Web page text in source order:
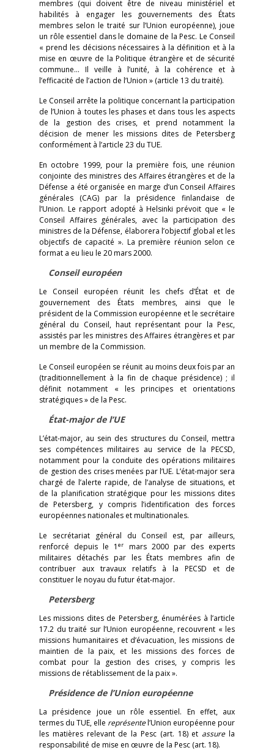
membres (qui doivent être de niveau ministériel et
habilités à engager les gouvernements des États
membres selon le traité sur l’Union européenne), joue
un rôle essentiel dans le domaine de la Pesc. Le Conseil
« prend les décisions nécessaires à la définition et à la
mise en œuvre de la Politique étrangère et de sécurité
commune… Il veille à l’unité, à la cohérence et à
l’efficacité de l’action de l’Union » (article 13 du traité).
Le Conseil arrête la politique concernant la participation
de l’Union à toutes les phases et dans tous les aspects
de la gestion des crises, et prend notamment la
décision de mener les missions dites de Petersberg
conformément à l’article 23 du TUE.
En octobre 1999, pour la première fois, une réunion
conjointe des ministres des Affaires étrangères et de la
Défense a été organisée en marge d’un Conseil Affaires
générales (CAG) par la présidence finlandaise de
l’Union. Le rapport adopté à Helsinki prévoit que « le
Conseil Affaires générales, avec la participation des
ministres de la Défense, élaborera l’objectif global et les
objectifs de capacité ». La première réunion selon ce
format a eu lieu le 20 mars 2000.
Conseil européen
Le Conseil européen réunit les chefs d’État et de
gouvernement des États membres, ainsi que le
président de la Commission européenne et le secrétaire
général du Conseil, haut représentant pour la Pesc,
assistés par les ministres des Affaires étrangères et par
un membre de la Commission.
Le Conseil européen se réunit au moins deux fois par an
(traditionnellement à la fin de chaque présidence) ; il
définit notamment « les principes et orientations
stratégiques » de la Pesc.
État-major de l’UE
L’état-major, au sein des structures du Conseil, mettra
ses compétences militaires au service de la PECSD,
notamment pour la conduite des opérations militaires
de gestion des crises menées par l’UE. L’état-major sera
chargé de l’alerte rapide, de l’analyse de situations, et
de la planification stratégique pour les missions dites
de Petersberg, y compris l’identification des forces
européennes nationales et multinationales.
Le secrétariat général du Conseil est, par ailleurs,
renforcé depuis le 1er
mars 2000 par des experts
militaires détachés par les États membres afin de
contribuer aux travaux relatifs à la PECSD et de
constituer le noyau du futur état-major.
Petersberg
Les missions dites de Petersberg, énumérées à l’article
17.2 du traité sur l’Union européenne, recouvrent « les
missions humanitaires et d’évacuation, les missions de
maintien de la paix, et les missions des forces de
combat pour la gestion des crises, y compris les
missions de rétablissement de la paix ».
Présidence de l’Union européenne
La présidence joue un rôle essentiel. En effet, aux
termes du TUE, elle représentel’Union européenne pour
les matières relevant de la Pesc (art. 18) et assurela
responsabilité de mise en œuvre de la Pesc (art. 18).